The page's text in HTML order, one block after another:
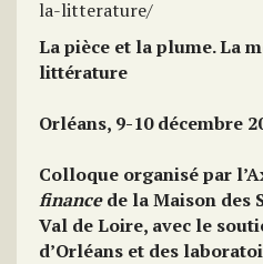
la-litterature/
La pièce et la plume. La
littérature
Orléans, 9-10 décembre
Colloque organisé par
financede la Maison des
Val de Loire, avec le
d’Orléans et des